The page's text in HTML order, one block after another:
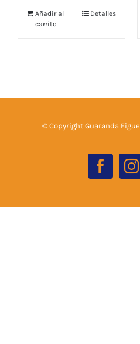
Añadir al
carrito
Detalles
© Copyright Guaranda